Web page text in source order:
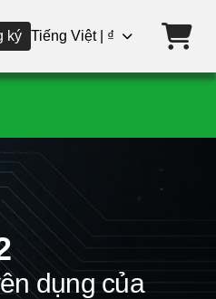
ký Tiếng Việt | ₫
dụng của